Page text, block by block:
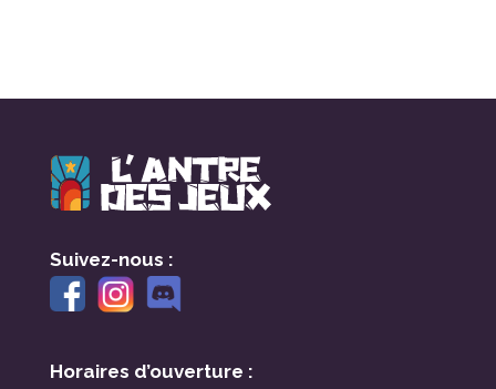
Suivez-nous :
Horaires d’ouverture :